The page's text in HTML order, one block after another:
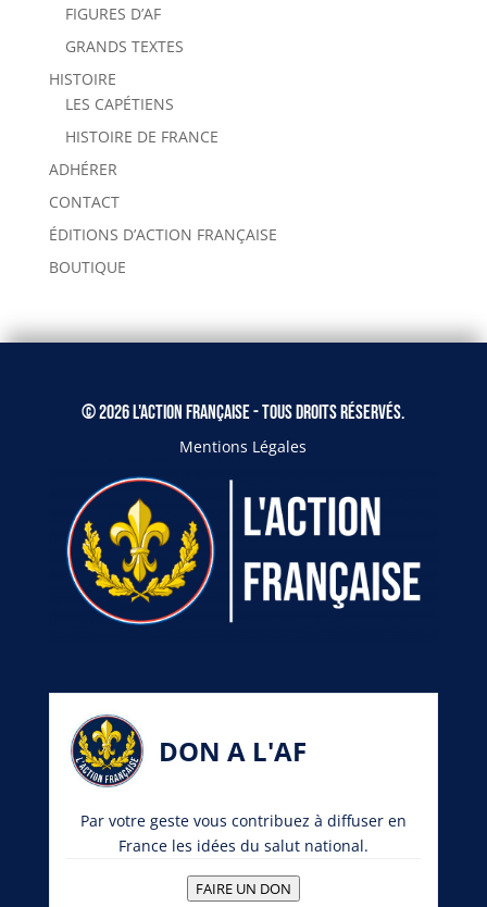
FIGURES D’AF
GRANDS TEXTES
HISTOIRE
LES CAPÉTIENS
HISTOIRE DE FRANCE
ADHÉRER
CONTACT
ÉDITIONS D’ACTION FRANÇAISE
BOUTIQUE
© 2026 L'Action Française - Tous droits réservés.
Mentions Légales
DON A L'AF
Par votre geste vous contribuez à diffuser en
France les idées du salut national.
FAIRE UN DON